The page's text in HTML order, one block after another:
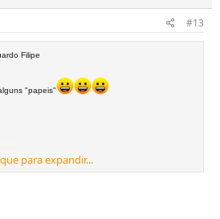
#13
Filipe
"papeis"
para expandir...